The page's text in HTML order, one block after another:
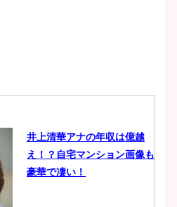
肉も凄い！
鈴木唯の太ってた時の体重が
ヤバすぎww原因や痩せたダ
井上清華アナの年収は億越
え！？自宅マンション画像も
豪華で凄い！